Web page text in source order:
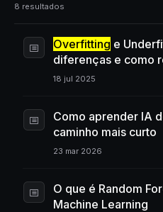
8 resultados
Overfitting e
diferenças e como
18 jul 2025
Como aprender IA
caminho mais curto
23 mar 2026
O que é Random
Machine Learning